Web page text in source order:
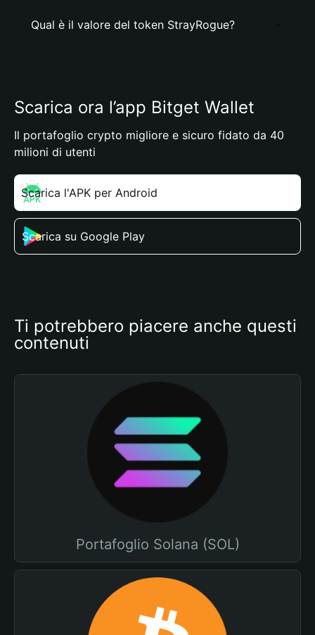
Qual è il valore del token StrayRogue?
Scarica ora l’app Bitget Wallet
Il portafoglio crypto migliore e sicuro fidato da 40
milioni di utenti
Scarica l'APK per Android
Scarica su Google Play
Ti potrebbero piacere anche questi
contenuti
Portafoglio Solana (SOL)